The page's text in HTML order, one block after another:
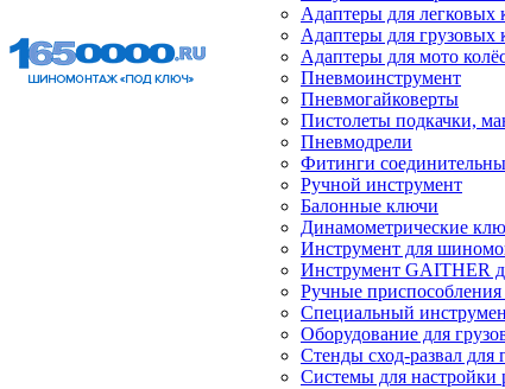
Адаптеры для легковых
Адаптеры для грузовых
Адаптеры для мото
Пневмоинструмент
Пневмогайковерты
Пистолеты подкачки,
Пневмодрели
Фитинги
Ручной инструмент
Балонные ключи
Динамометрические
Инструмент для
Инструмент GAITHER
Ручные
Специальный
Оборудование для
Стенды сход-развал для
Системы для настройки